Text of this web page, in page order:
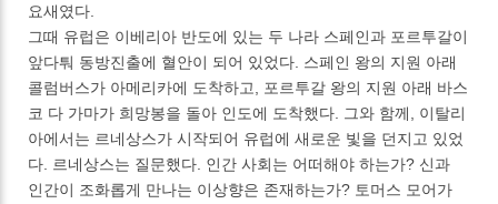
요새였다.
그때 유럽은 이베리아 반도에 있는 두 나라 스페인과 포르투갈이
앞다퉈 동방진출에 혈안이 되어 있었다. 스페인 왕의 지원 아래
콜럼버스가 아메리카에 도착하고, 포르투갈 왕의 지원 아래 바스
코 다 가마가 희망봉을 돌아 인도에 도착했다. 그와 함께, 이탈리
아에서는 르네상스가 시작되어 유럽에 새로운 빛을 던지고 있었
다. 르네상스는 질문했다. 인간 사회는 어떠해야 하는가? 신과
인간이 조화롭게 만나는 이상향은 존재하는가? 토머스 모어가